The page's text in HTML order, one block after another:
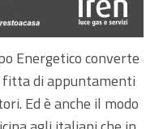
Energetico converte
di appuntamenti
Ed è anche il modo